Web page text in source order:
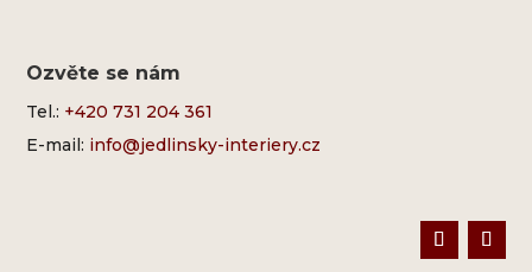
Ozvěte se nám
Tel.: +420 731 204 361
E-mail: info@jedlinsky-interiery.cz